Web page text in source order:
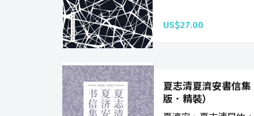
US$27.00
夏志清夏濟安書信
版．精裝）